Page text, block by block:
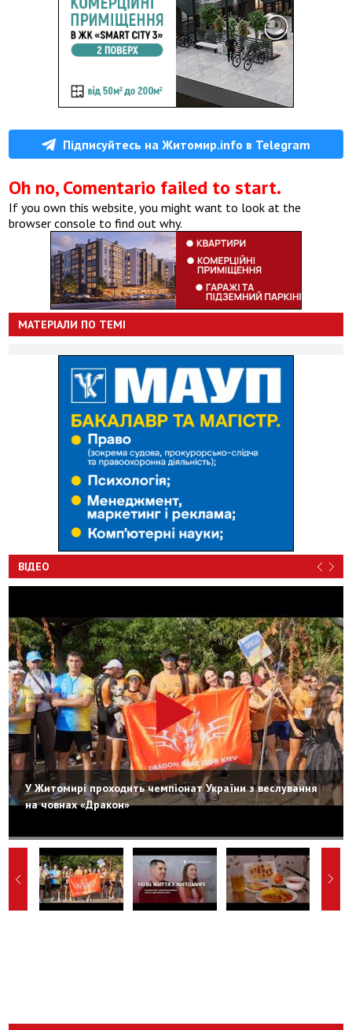
Підписуйтесь на Житомир.info в Telegram
Oh no, Comentario failed to start.
If you own this website, you might want to look at the
browser console to find out why.
МАТЕРІАЛИ ПО ТЕМІ
ВІДЕО
У Житомирі проходить чемпіонат України з веслування
на човнах «Дракон»